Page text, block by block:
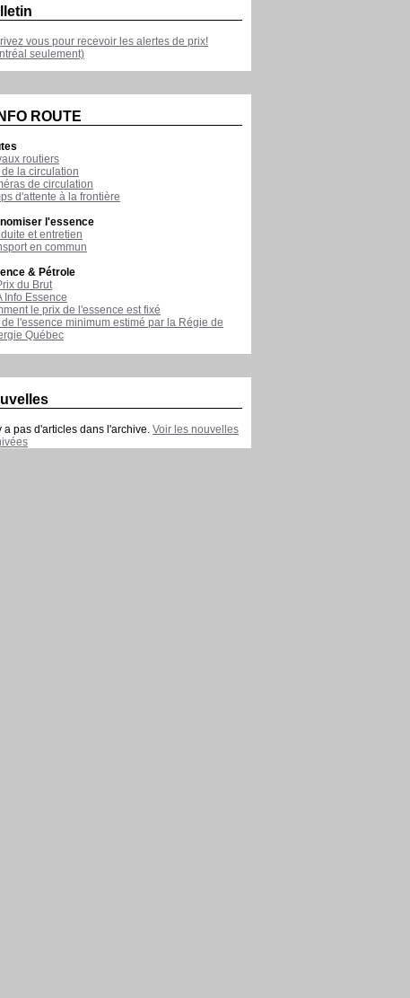
vous pour recevoir les alertes de prix!
seulement)
ROUTE
routiers
de la circulation
de circulation
d'attente à la frontière
l'essence
et entretien
en commun
& Pétrole
du Brut
Info Essence
le prix de l'essence est fixé
de l'essence minimum estimé par la Régie de
Québec
a pas d'articles dans l'archive. Voir les nouvelles